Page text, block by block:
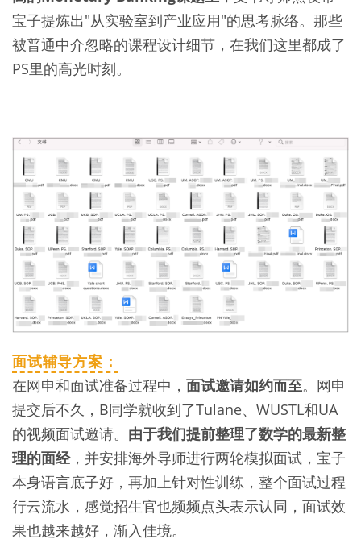
宝子提炼出"从实验室到产业应用"的思考脉络。那些
被普通中介忽略的课程设计细节，在我们这里都成了
PS里的高光时刻。
面试辅导方案：
在网申和面试准备过程中， 面试邀请如约而至。网申
提交后不久，B同学就收到了Tulane、WUSTL和UA
的视频面试邀请。 由于我们提前整理了数学的最新整
理的面经，并安排海外导师进行两轮模拟面试，宝子
本身语言底子好，再加上针对性训练，整个面试过程
行云流水，感觉招生官也频频点头表示认同，面试效
果也越来越好，渐入佳境。